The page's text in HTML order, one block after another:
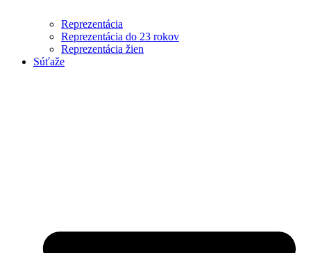
Reprezentácia
Reprezentácia do 23 rokov
Reprezentácia žien
Súťaže